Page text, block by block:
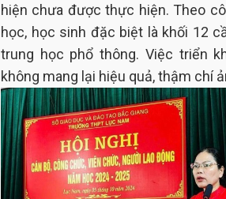
hiện chưa được thực hiện. Theo
học, học sinh đặc biệt là khối 12
trung học phổ thông. Việc triển
không mang lại hiệu quả, thậm chí